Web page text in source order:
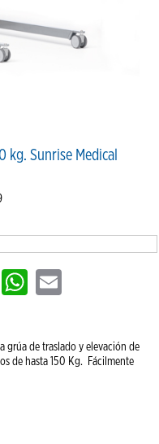
kg. Sunrise Medical
Twitter WhatsApp
grúa de traslado y elevación de
de hasta 150 Kg. Fácilmente